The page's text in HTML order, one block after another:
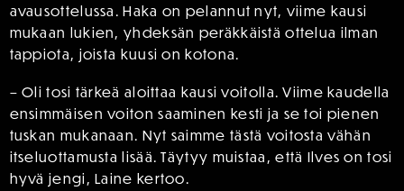
avausottelussa. Haka on pelannut nyt, viime kausi
mukaan lukien, yhdeksän peräkkäistä ottelua ilman
tappiota, joista kuusi on kotona.
– Oli tosi tärkeä aloittaa kausi voitolla. Viime kaudella
ensimmäisen voiton saaminen kesti ja se toi pienen
tuskan mukanaan. Nyt saimme tästä voitosta vähän
itseluottamusta lisää. Täytyy muistaa, että Ilves on tosi
hyvä jengi, Laine kertoo.